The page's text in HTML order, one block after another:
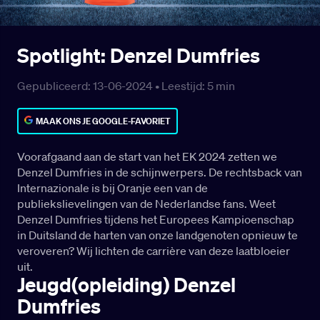
Spotlight: Denzel Dumfries
Gepubliceerd: 13-06-2024 • Leestijd: 5 min
MAAK ONS JE GOOGLE-FAVORIET
Voorafgaand aan de start van het EK 2024 zetten we
Denzel Dumfries in de schijnwerpers. De rechtsback van
Internazionale is bij Oranje een van de
publiekslievelingen van de Nederlandse fans. Weet
Denzel Dumfries tijdens het Europees Kampioenschap
in Duitsland de harten van onze landgenoten opnieuw te
veroveren? Wij lichten de carrière van deze laatbloeier
uit.
Jeugd(opleiding) Denzel
Dumfries